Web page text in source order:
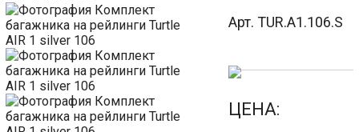
Арт. TUR.A1.106.S
ЦЕНА: